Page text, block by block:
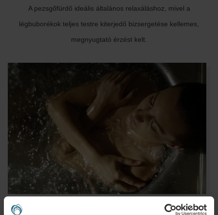
A pezsgőfürdő ideális általános relaxáláshoz, mivel a
légbuborékok teljes testre kiterjedő bizsergetése kellemes,
megnyugtató érzést kelt.